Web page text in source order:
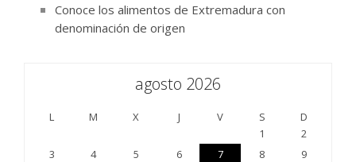
Conoce los alimentos de Extremadura con
denominación de origen
agosto 2026
L M X J V S D
1
2
3
4 5 6 7 8
9